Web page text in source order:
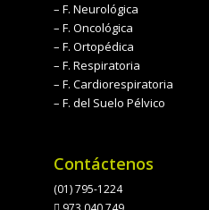
– F. Neurológica
– F. Oncológica
– F. Ortopédica
– F. Respiratoria
– F. Cardiorespiratoria
– F. del Suelo Pélvico
Contáctenos
(01) 795-1224